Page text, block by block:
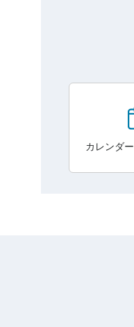
カレンダ